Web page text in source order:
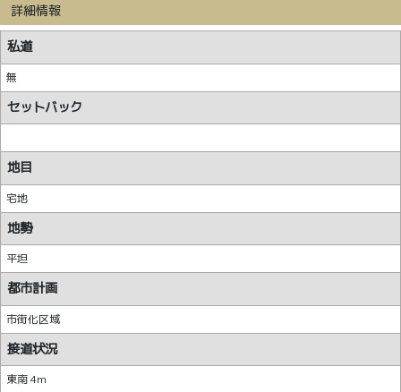
詳細情報
私道
無
セットバック
地目
宅地
地勢
平坦
都市計画
市街化区域
接道状況
東南 4m